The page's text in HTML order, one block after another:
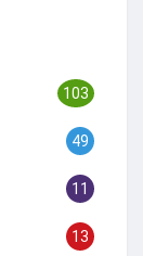
103
49
11
13